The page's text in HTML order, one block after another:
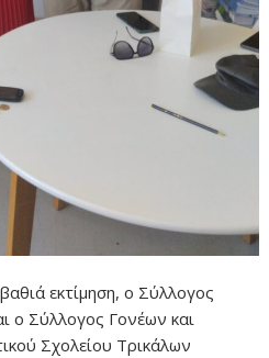
εκτίμηση, ο Σύλλογος
ο Σύλλογος Γονέων και
Σχολείου Τρικάλων